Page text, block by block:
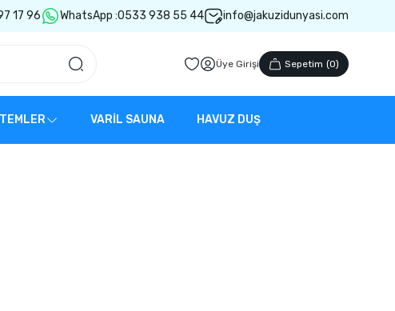
17 96 WhatsApp :0533 938 55 44 info@jakuzidunyasi.com
Üye Girişi Sepetim (0)
VARİL SAUNA HAVUZ DUŞ